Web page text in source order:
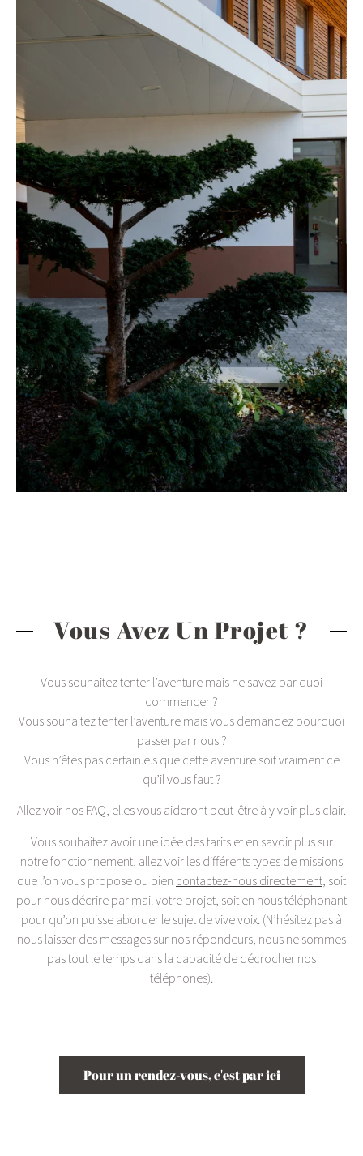
Vous Avez Un Projet ?
Vous souhaitez tenter l’aventure mais ne savez par quoi
commencer ?
Vous souhaitez tenter l’aventure mais vous demandez pourquoi
passer par nous ?
Vous n’êtes pas certain.e.s que cette aventure soit vraiment ce
qu’il vous faut ?
Allez voir nos FAQ, elles vous aideront peut-être à y voir plus clair.
Vous souhaitez avoir une idée des tarifs et en savoir plus sur
notre fonctionnement, allez voir les différents types de missions
que l’on vous propose ou bien contactez-nous directement , soit
pour nous décrire par mail votre projet, soit en nous téléphonant
pour qu’on puisse aborder le sujet de vive voix. (N’hésitez pas à
nous laisser des messages sur nos répondeurs, nous ne sommes
pas tout le temps dans la capacité de décrocher nos
téléphones).
Pour un rendez-vous, c'est par ici